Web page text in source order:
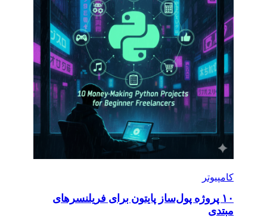
کامپیوتر
۱۰ پروژه پول‌ساز پایتون برای فریلنسرهای
مبتدی